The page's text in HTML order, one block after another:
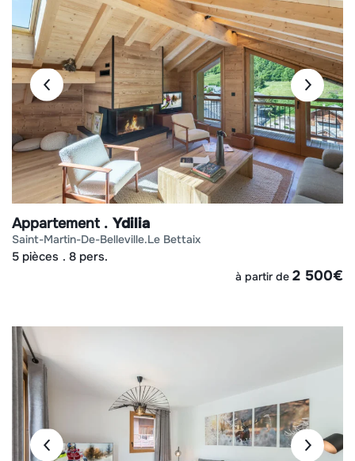
Appartement Ydilia
saint-martin-de-belleville le bettaix
5 pièces 8 pers.
à partir de 2 500€